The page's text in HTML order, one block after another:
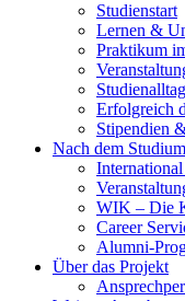
Studienstart
Lernen &
Praktikum
Erfolgreich
Stipendien
Nach dem Studium
WIK – Die
Career
Alumni-
Über das Projekt